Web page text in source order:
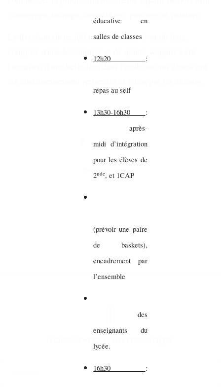
éducative en
salles de classes
12h20 :
repas au self
13h30-16h30 :
après-
midi d’intégration
pour les élèves de
2nde, et 1CAP
(prévoir une paire
de baskets),
encadrement par
l’ensemble
des
enseignants du
lycée.
16h30 :
La livraison de ce joli train coloré de 8 m de long,
l'occasion d'une belle fête dans l'école où nos élèves ont